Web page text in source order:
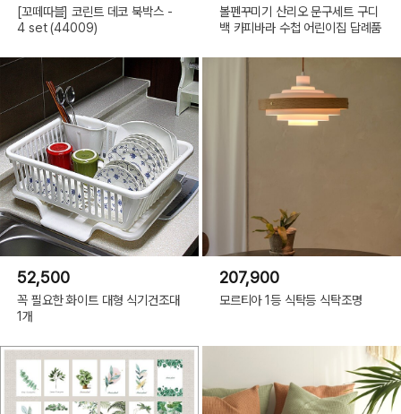
[꼬떼따블] 코린트 데코 북박스 -
4 set (44009)
볼펜꾸미기 산리오 문구세트 구디
백 카피바라 수첩 어린이집 답례품
52,500
꼭 필요한 화이트 대형 식기건조대
1개
207,900
모르티아 1등 식탁등 식탁조명